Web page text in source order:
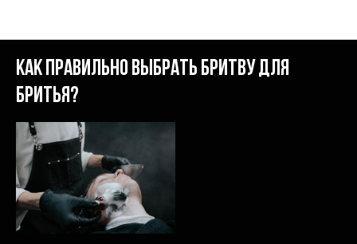
Как правильно выбрать бритву для
бритья?